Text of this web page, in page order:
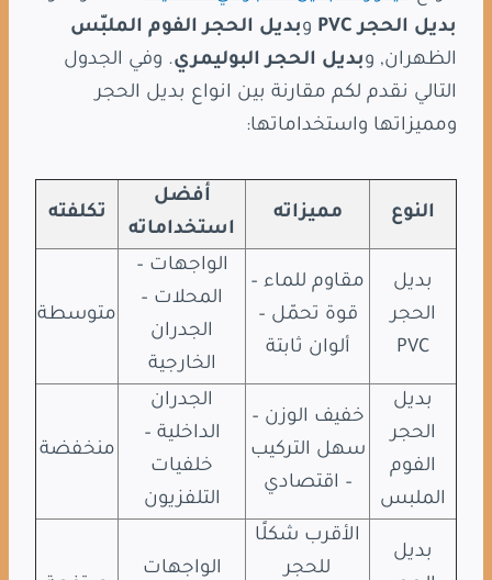
بديل الحجر PVC
وبديل الحجر الفوم الملبّس
الظهران, وبديل الحجر البوليمري. وفي الجدول
التالي نقدم لكم مقارنة بين انواع بديل الحجر
ومميزاتها واستخداماتها:
النوع مميزاته
أفضل
استخداماته
تكلفته
بديل
الحجر
PVC
مقاوم للماء –
قوة تحمّل –
ألوان ثابتة
الواجهات –
المحلات –
الجدران
الخارجية
متوسطة
بديل
الحجر
الفوم
الملبس
خفيف الوزن –
سهل التركيب
– اقتصادي
الجدران
الداخلية –
خلفيات
التلفزيون
منخفضة
بديل
الأقرب شكلًا
للحجر
الواجهات